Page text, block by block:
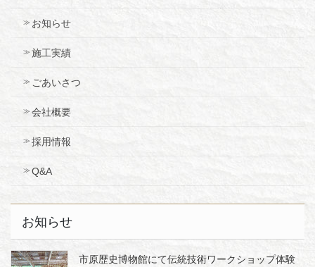
お知らせ
施工実績
ごあいさつ
会社概要
採用情報
Q&A
お知らせ
市原歴史博物館にて伝統技術ワークショップ体験